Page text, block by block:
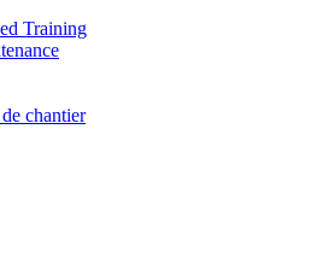
Training
chantier